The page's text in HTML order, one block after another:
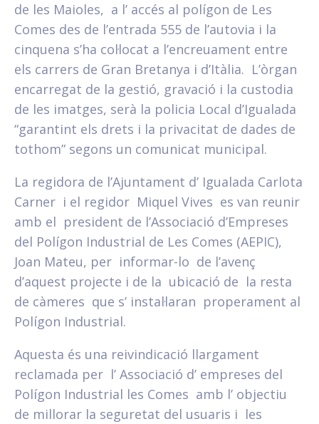
de les Maioles, a l’ accés al polígon de Les
Comes des de l’entrada 555 de l’autovia i la
cinquena s’ha col·locat a l’encreuament entre
els carrers de Gran Bretanya i d’Itàlia. L’òrgan
encarregat de la gestió, gravació i la custodia
de les imatges, serà la policia Local d’Igualada
“garantint els drets i la privacitat de dades de
tothom” segons un comunicat municipal.
La regidora de l’Ajuntament d’ Igualada Carlota
Carner i el regidor Miquel Vives es van reunir
amb el president de l’Associació d’Empreses
del Polígon Industrial de Les Comes (AEPIC),
Joan Mateu, per informar-lo de l’avenç
d’aquest projecte i de la ubicació de la resta
de càmeres que s’ instal·laran properament al
Polígon Industrial.
Aquesta és una reivindicació llargament
reclamada per l’ Associació d’ empreses del
Polígon Industrial les Comes amb l’ objectiu
de millorar la seguretat del usuaris i les